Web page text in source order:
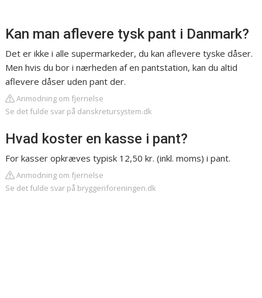
Kan man aflevere tysk pant i Danmark?
Det er ikke i alle supermarkeder, du kan aflevere tyske dåser.
Men hvis du bor i nærheden af en pantstation, kan du altid
aflevere dåser uden pant der.
Anmodning om fjernelse
Se det fulde svar på danskretursystem.dk
Hvad koster en kasse i pant?
For kasser opkræves typisk 12,50 kr. (inkl. moms) i pant.
Anmodning om fjernelse
Se det fulde svar på bryggeriforeningen.dk